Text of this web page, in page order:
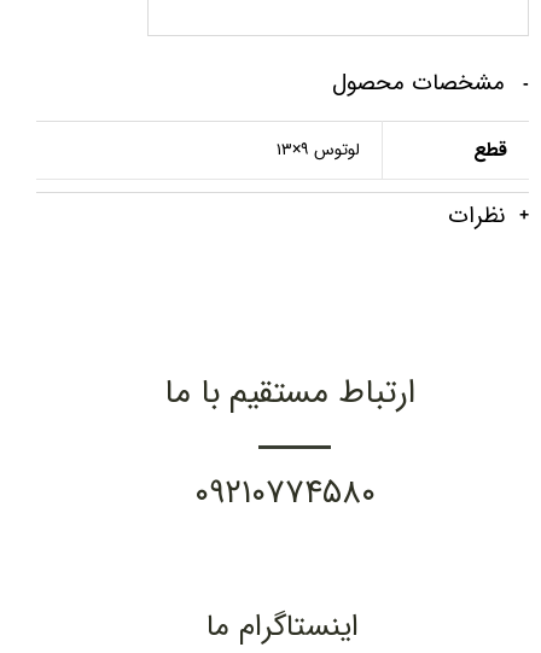
مشخصات محصول
قطع لوتوس ۹×۱۳
نظرات
ارتباط مستقیم با ما
۰۹۲۱۰۷۷۴۵۸۰
اینستاگرام ما